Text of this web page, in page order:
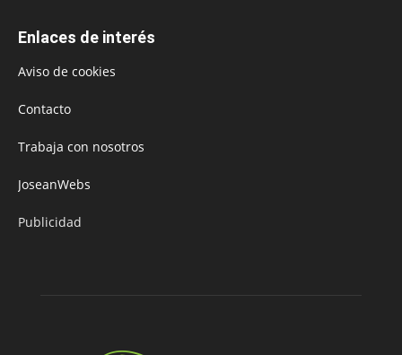
Enlaces de interés
Aviso de cookies
Contacto
Trabaja con nosotros
JoseanWebs
Publicidad